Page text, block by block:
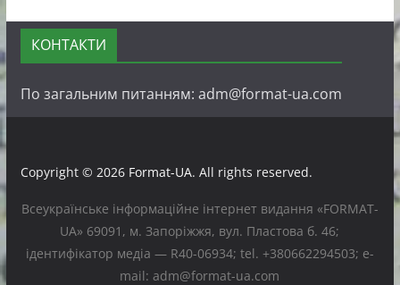
КОНТАКТИ
По загальним питанням: adm@format-ua.com
Copyright © 2026 Format-UA. All rights reserved.
Всеукраїнське інформаційне інтернет видання «FORMAT-
UA» 69091, м. Запоріжжя, вул. Пластова б. 46;
ідентифікатор медіа — R40-06934; tel. +380662294503; e-
mail: adm@format-ua.com